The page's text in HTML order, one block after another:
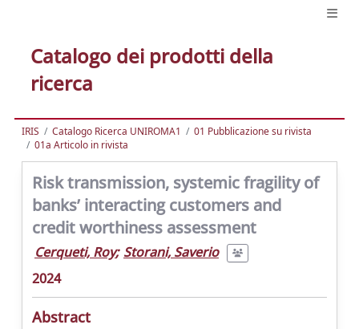
Catalogo dei prodotti della
ricerca
IRIS Catalogo Ricerca UNIROMA1
01 Pubblicazione su rivista
01a Articolo in rivista
Risk transmission, systemic fragility of
banks’ interacting customers and
credit worthiness assessment
Cerqueti, Roy; Storani, Saverio
2024
Abstract